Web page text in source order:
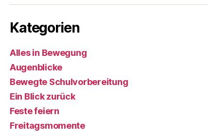
Kategorien
Alles in Bewegung
Augenblicke
Bewegte Schulvorbereitung
Ein Blick zurück
Feste feiern
Freitagsmomente